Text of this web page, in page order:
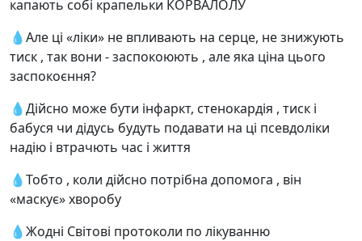
капають собі крапельки КОРВАЛОЛУ
💧Але ці «ліки» не впливають на серце, не знижують
тиск , так вони - заспокоюють , але яка ціна цього
заспокоєння?
💧Дійсно може бути інфаркт, стенокардія , тиск і
бабуся чи дідусь будуть подавати на ці псевдоліки
надію і втрачють час і життя
💧Тобто , коли дійсно потрібна допомога , він
«маскує» хворобу
💧Жодні Світові протоколи по лікуванню